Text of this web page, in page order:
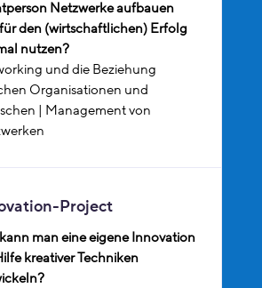
Netzwerke aufbauen
den (wirtschaftlichen) Erfolg
nutzen?
und die Beziehung
Organisationen und
| Management von
Project
man eine eigene Innovation
kreativer Techniken